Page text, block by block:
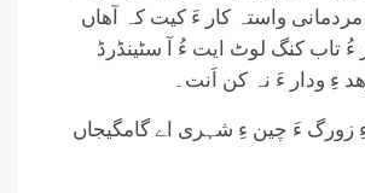
واستہ کار ءَ کیت کہ آھاں
ءُ تاب کنگ لوٹ ایت ءُ آ سٹینڈرڈ
ءِ ودار ءَ نہ کن اَنت۔
ءِ زورگ ءَ چین ءِ شہری اے گامگیجاں